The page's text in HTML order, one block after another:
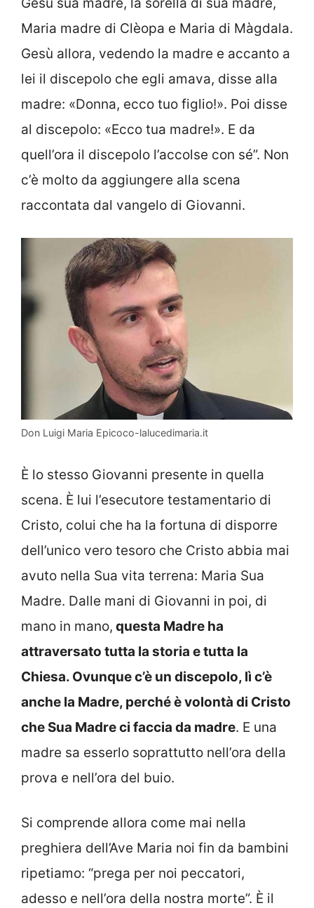
Maria madre di Clèopa e Maria di Màgdala.
Gesù allora, vedendo la madre e accanto a
lei il discepolo che egli amava, disse alla
madre: «Donna, ecco tuo figlio!». Poi disse
al discepolo: «Ecco tua madre!». E da
quell’ora il discepolo l’accolse con sé”. Non
c’è molto da aggiungere alla scena
raccontata dal vangelo di Giovanni.
Don Luigi Maria Epicoco-lalucedimaria.it
È lo stesso Giovanni presente in quella
scena. È lui l’esecutore testamentario di
Cristo, colui che ha la fortuna di disporre
dell’unico vero tesoro che Cristo abbia mai
avuto nella Sua vita terrena: Maria Sua
Madre. Dalle mani di Giovanni in poi, di
mano in mano, questa Madre ha
attraversato tutta la storia e tutta la
Chiesa. Ovunque c’è un discepolo, lì c’è
anche la Madre, perché è volontà di Cristo
che Sua Madre ci faccia da madre. E una
madre sa esserlo soprattutto nell’ora della
prova e nell’ora del buio.
Si comprende allora come mai nella
preghiera dell’Ave Maria noi fin da bambini
ripetiamo: “prega per noi peccatori,
adesso e nell’ora della nostra morte”. È il